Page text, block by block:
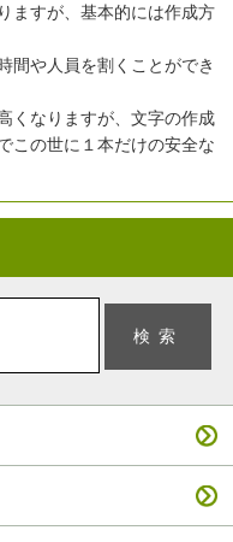
ますが、基本的には作成方
間や人員を割くことができ
くなりますが、文字の作成
この世に１本だけの安全な